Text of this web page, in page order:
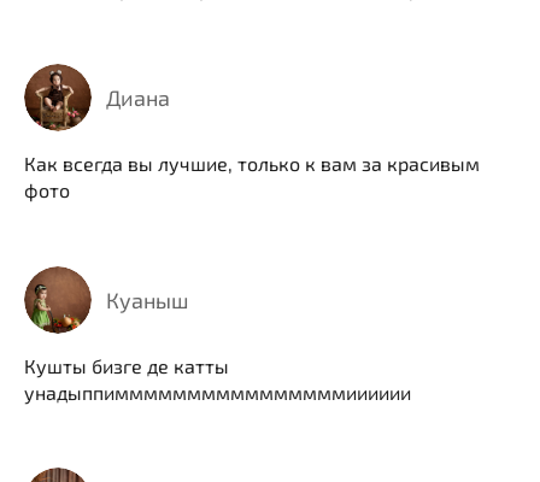
Диана
Как всегда вы лучшие, только к вам за красивым
фото
Куаныш
Кушты бизге де катты
унадыппиммммммммммммммммииииии